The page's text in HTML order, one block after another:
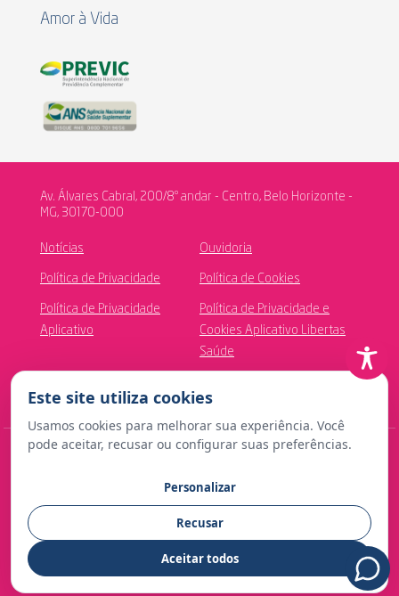
Amor à Vida
Av. Álvares Cabral, 200/8º andar - Centro, Belo Horizonte -
MG, 30170-000
Notícias Ouvidoria
Política de Privacidade Política de Cookies
Política de Privacidade
Aplicativo
Política de Privacidade e
Cookies Aplicativo Libertas
Saúde
Contato para imprensa:
comunicacao@fundacaolibertas.com.br
Este site utiliza cookies
Usamos cookies para melhorar sua experiência. Você
pode aceitar, recusar ou configurar suas preferências.
Personalizar
Recusar
Aceitar todos